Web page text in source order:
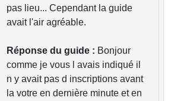
pas lieu... Cependant la guide
avait l'air agréable.
Réponse du guide : Bonjour
comme je vous l avais indiqué il
n y avait pas d inscriptions avant
la votre en dernière minute et en